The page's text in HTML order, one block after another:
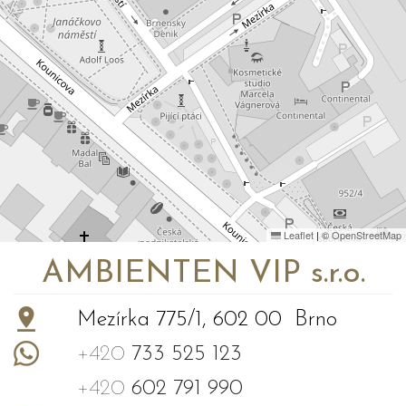
Leaflet | ©OpenStreetMap
AMBIENTEN VIP s.r.o.
Mezírka 775/1, 602 00 Brno
+420 733 525 123
+420 602 791 990